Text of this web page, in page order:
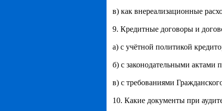
в) как внереализационные
9. Кредитные договоры и
а) с учётной политикой
б) с законодательными актами
в) с требованиями
10. Какие документы при